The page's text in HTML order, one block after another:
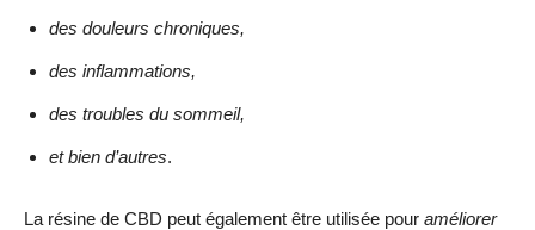
des douleurs chroniques,
des inflammations,
des troubles du sommeil,
et bien d’autres.
La résine de CBD peut également être utilisée pour améliorer